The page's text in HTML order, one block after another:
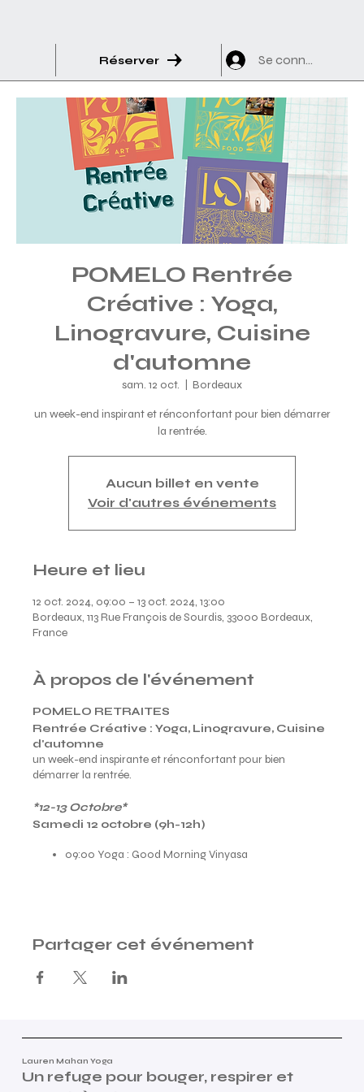
Réserver Se connecter
POMELO Rentrée
Créative : Yoga,
Linogravure, Cuisine
d'automne
sam. 12 oct. Bordeaux
un week-end inspirant et rénconfortant pour bien démarrer
la rentrée.
Aucun billet en vente
Voir d'autres événements
Heure et lieu
12 oct. 2024, 09:00 – 13 oct. 2024, 13:00
Bordeaux, 113 Rue François de Sourdis, 33000 Bordeaux,
France
À propos de l'événement
POMELO RETRAITES
Rentrée Créative : Yoga, Linogravure, Cuisine
d'automne
un week-end inspirante et rénconfortant pour bien
démarrer la rentrée.
*12-13 Octobre*
Samedi 12 octobre (9h-12h)
09:00 Yoga : Good Morning Vinyasa
Dimanche 13 octobre (10h-13h)
matinée dominicale
et/ou textile
13:00 Clôture
Partager cet événement
Lauren Mahan Yoga
Un refuge pour bouger, respirer et